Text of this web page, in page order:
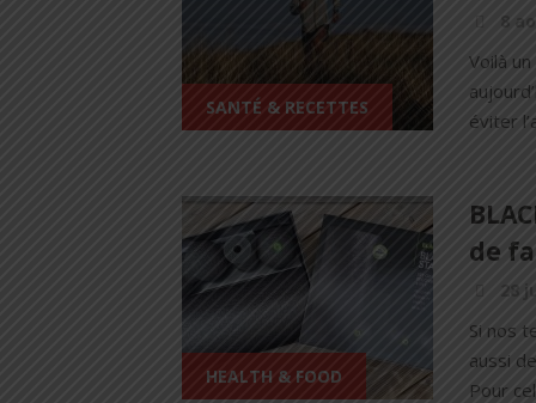
SANTÉ & RECETTES
8
Voilà
éviter
HEALTH & FOOD
de
28
Si nos
aussi
Pour